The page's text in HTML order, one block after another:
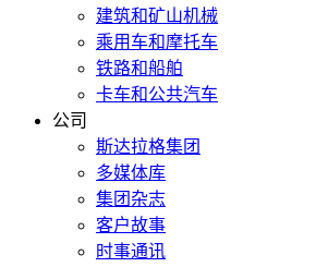
建筑和矿山机械
乘用车和摩托车
铁路和船舶
卡车和公共汽车
公司
斯达拉格集团
多媒体库
集团杂志
客户故事
时事通讯